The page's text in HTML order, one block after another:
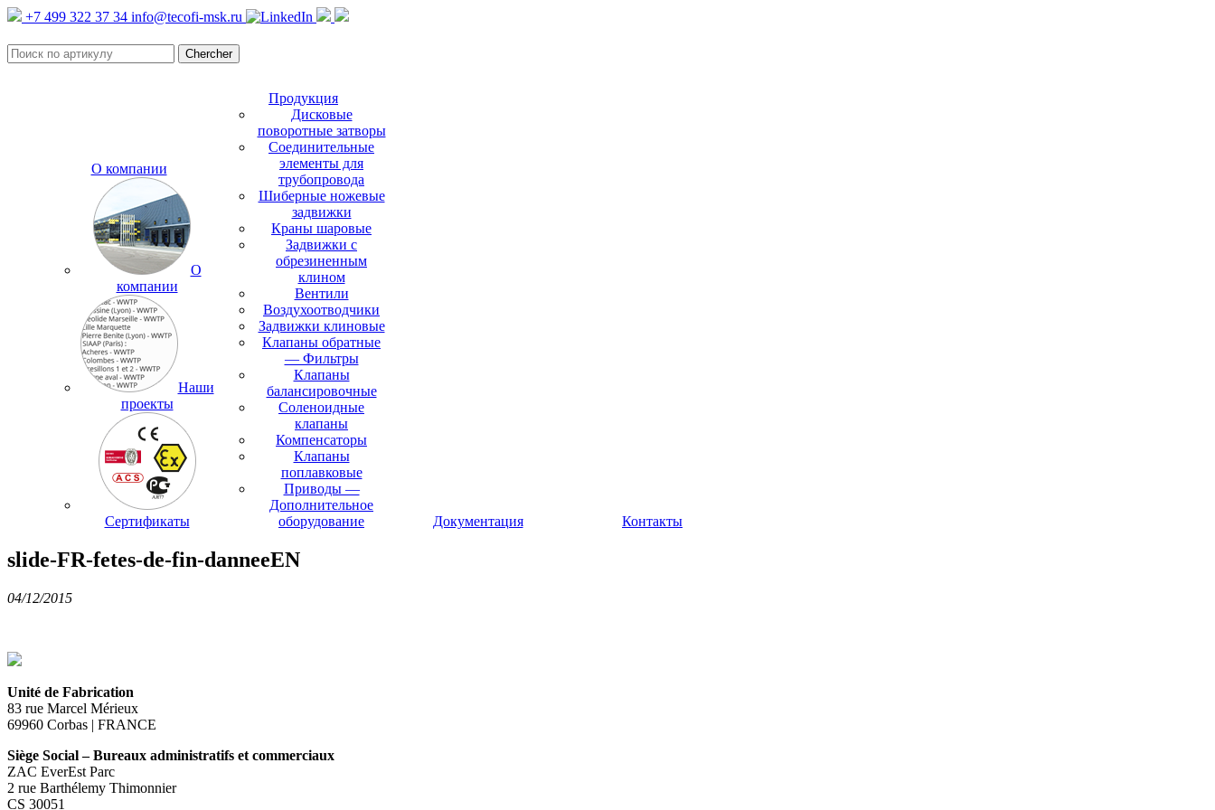
+7 499 322 37 34 info@tecofi-msk.ru
О компании
О
компании
Наши
проекты
Сертификаты
Продукция
Дисковые
поворотные затворы
Соединительные
элементы для
трубопровода
Шиберные ножевые
задвижки
Краны шаровые
Задвижки с
обрезиненным
клином
Вентили
Воздухоотводчики
Задвижки клиновые
Клапаны обратные
— Фильтры
Клапаны
балансировочные
Соленоидные
клапаны
Компенсаторы
Клапаны
поплавковые
Приводы —
Дополнительное
оборудование
Документация Контакты
slide-FR-fetes-de-fin-danneeEN
04/12/2015
Unité de Fabrication
83 rue Marcel Mérieux
69960 Corbas | FRANCE
Siège Social – Bureaux administratifs et commerciaux
ZAC EverEst Parc
2 rue Barthélemy Thimonnier
CS 30051